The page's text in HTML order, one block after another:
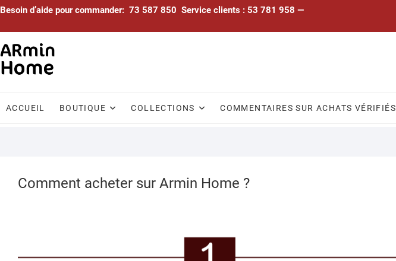
Skip
content
Besoin d’aide pour commander: 73 587 850 Service clients : 53 781 958 —
ACCUEIL BOUTIQUE COLLECTIONS COMMENTAIRES SUR ACHATS VÉRIFIÉS
Comment acheter sur Armin Home ?